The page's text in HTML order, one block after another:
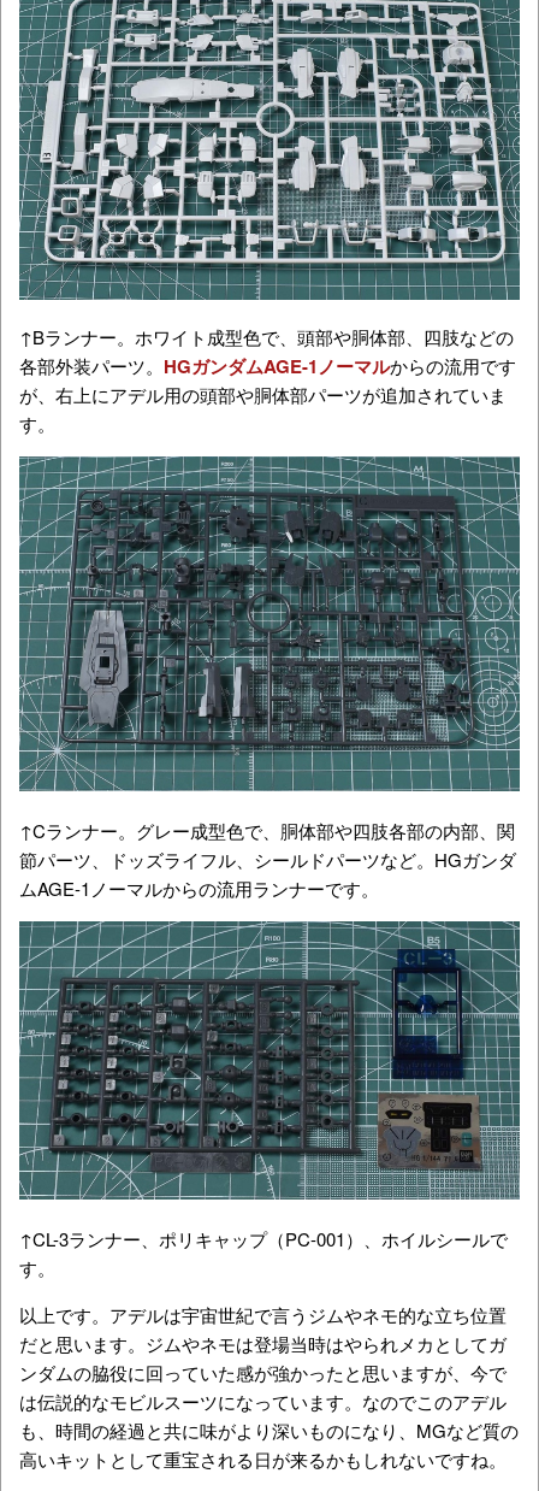
↑Bランナー。ホワイト成型色で、頭部や胴体部、四肢などの
各部外装パーツ。 HGガンダムAGE-1ノーマルからの流用です
が、右上にアデル用の頭部や胴体部パーツが追加されていま
す。
↑Cランナー。グレー成型色で、胴体部や四肢各部の内部、関
節パーツ、ドッズライフル、シールドパーツなど。HGガンダ
ムAGE-1ノーマルからの流用ランナーです。
↑CL-3ランナー、ポリキャップ（PC-001）、ホイルシールで
す。
以上です。アデルは宇宙世紀で言うジムやネモ的な立ち位置
だと思います。ジムやネモは登場当時はやられメカとしてガ
ンダムの脇役に回っていた感が強かったと思いますが、今で
は伝説的なモビルスーツになっています。なのでこのアデル
も、時間の経過と共に味がより深いものになり、MGなど質の
高いキットとして重宝される日が来るかもしれないですね。